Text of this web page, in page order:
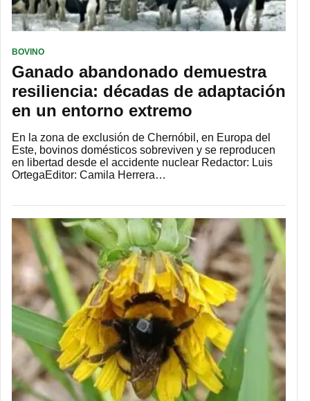
BOVINO
Ganado abandonado demuestra
resiliencia: décadas de adaptación
en un entorno extremo
En la zona de exclusión de Chernóbil, en Europa del
Este, bovinos domésticos sobreviven y se reproducen
en libertad desde el accidente nuclear Redactor: Luis
OrtegaEditor: Camila Herrera…